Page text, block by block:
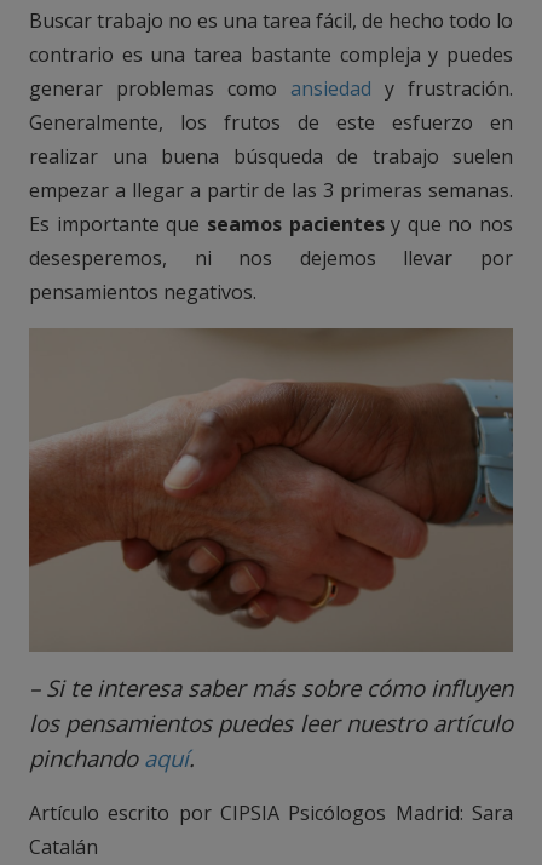
Buscar trabajo no es una tarea fácil, de hecho todo lo
contrario es una tarea bastante compleja y puedes
generar problemas como ansiedad y frustración.
Generalmente, los frutos de este esfuerzo en
realizar una buena búsqueda de trabajo suelen
empezar a llegar a partir de las 3 primeras semanas.
Es importante que seamos pacientesy que no nos
desesperemos, ni nos dejemos llevar por
pensamientos negativos.
– Si te interesa saber más sobre cómo influyen
los pensamientos puedes leer nuestro artículo
pinchando aquí.
Artículo escrito por CIPSIA Psicólogos Madrid: Sara
Catalán